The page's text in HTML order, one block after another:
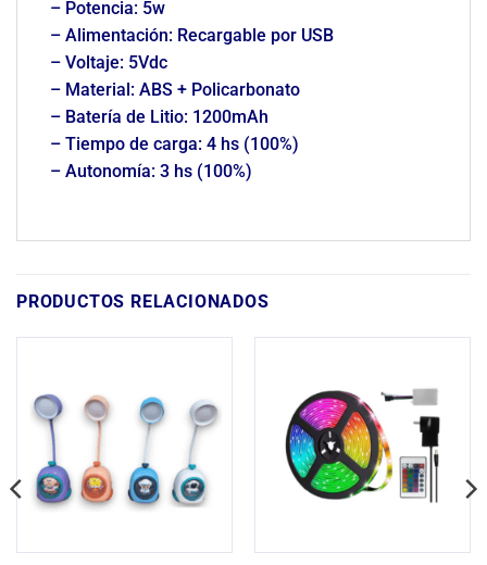
– Potencia: 5w
– Alimentación: Recargable por USB
– Voltaje: 5Vdc
– Material: ABS + Policarbonato
– Batería de Litio: 1200mAh
– Tiempo de carga: 4 hs (100%)
– Autonomía: 3 hs (100%)
PRODUCTOS RELACIONADOS